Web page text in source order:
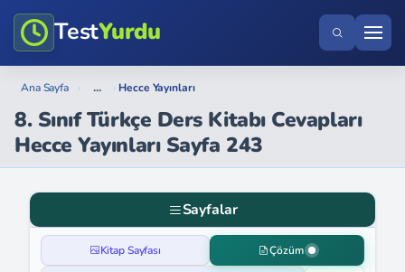
TestYurdu
Ana Sayfa › ... › Hecce Yayınları
8. Sınıf Türkçe Ders Kitabı Cevapları
Hecce Yayınları Sayfa 243
Sayfalar
Kitap Sayfası Çözüm